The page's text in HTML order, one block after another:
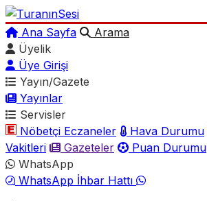
Ana Sayfa
Arama
Üyelik
Üye Girişi
Yayın/Gazete
Yayınlar
Servisler
Nöbetçi Eczaneler
Hava Durumu
Vakitleri
Gazeteler
Puan Durumu
WhatsApp
WhatsApp İhbar Hattı